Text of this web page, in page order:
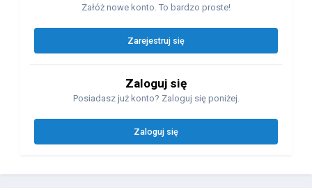
Załóż nowe konto. To bardzo proste!
Zarejestruj się
Zaloguj się
Posiadasz już konto? Zaloguj się poniżej.
Zaloguj się